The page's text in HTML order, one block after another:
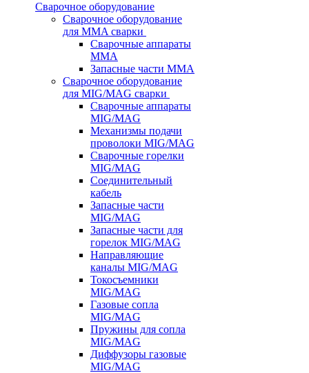
Сварочное оборудование
Сварочное оборудование
для MMA сварки
Сварочные аппараты
MMA
Запасные части MMA
Сварочное оборудование
для MIG/MAG сварки
Сварочные аппараты
MIG/MAG
Механизмы подачи
проволоки MIG/MAG
Сварочные горелки
MIG/MAG
Соединительный
кабель
Запасные части
MIG/MAG
Запасные части для
горелок MIG/MAG
Направляющие
каналы MIG/MAG
Токосъемники
MIG/MAG
Газовые сопла
MIG/MAG
Пружины для сопла
MIG/MAG
Диффузоры газовые
MIG/MAG